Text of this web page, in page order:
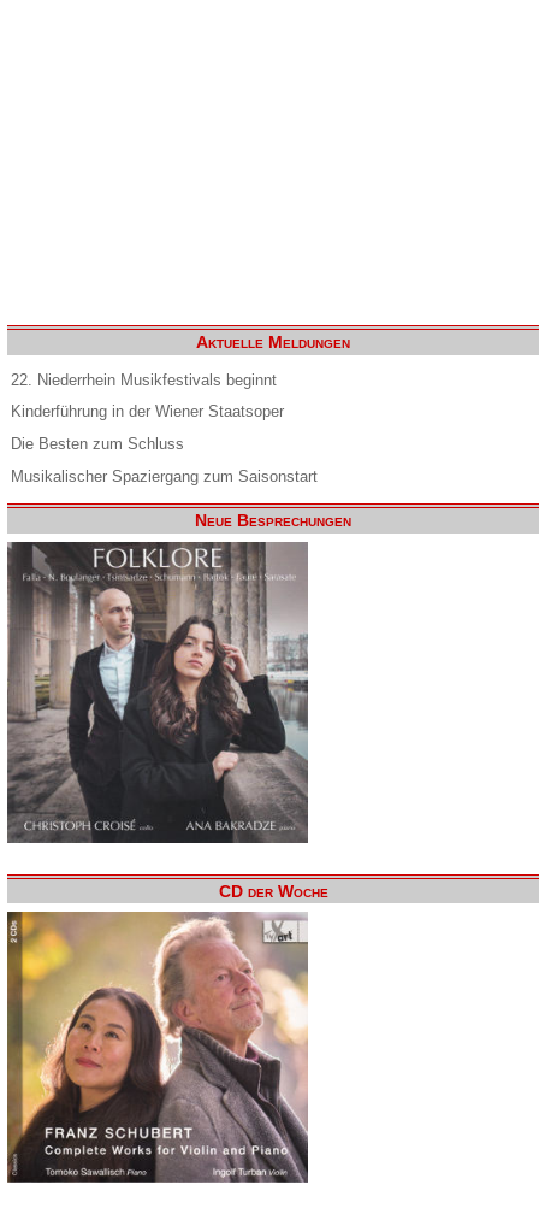
Aktuelle Meldungen
22. Niederrhein Musikfestivals beginnt
Kinderführung in der Wiener Staatsoper
Die Besten zum Schluss
Musikalischer Spaziergang zum Saisonstart
Neue Besprechungen
CD der Woche